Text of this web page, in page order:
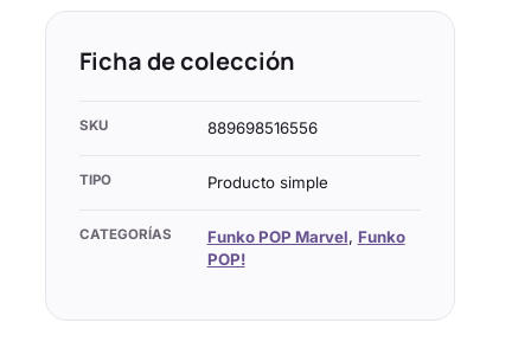
Ficha de colección
SKU 889698516556
TIPO Producto simple
CATEGORÍAS Funko POP Marvel, Funko
POP!